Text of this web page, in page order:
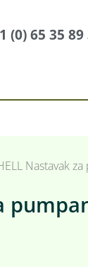
(0) 65 35 89
Nastavak